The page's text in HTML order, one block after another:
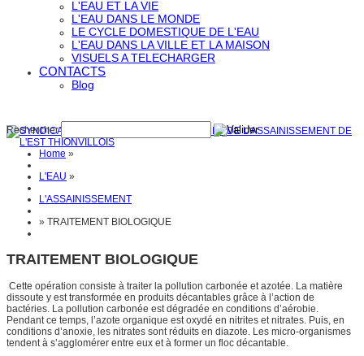
L'EAU ET LA VIE
L'EAU DANS LE MONDE
LE CYCLE DOMESTIQUE DE L'EAU
L'EAU DANS LA VILLE ET LA MAISON
VISUELS A TELECHARGER
CONTACTS
Blog
Rechercher
Home »
L'EAU »
L'ASSAINISSEMENT
» TRAITEMENT BIOLOGIQUE
TRAITEMENT BIOLOGIQUE
Cette opération consiste à traiter la pollution carbonée et azotée. La matière
dissoute y est transformée en produits décantables grâce à l’action de
bactéries. La pollution carbonée est dégradée en conditions d’aérobie.
Pendant ce temps, l’azote organique est oxydé en nitrites et nitrates. Puis, en
conditions d’anoxie, les nitrates sont réduits en diazote. Les micro-organismes
tendent à s’agglomérer entre eux et à former un floc décantable.